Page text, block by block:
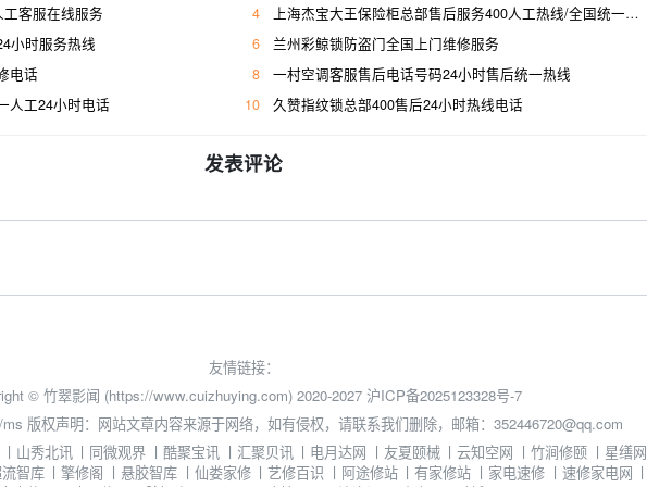
客服在线服务 4
上海杰宝大王保险柜总部售后服务400人工热线/全国统一维修电话是多少
小时服务热线
6
兰州彩鲸锁防盗门全国上门维修服务
电话
8
一村空调客服售后电话号码24小时售后统一热线
人工24小时电话
10 久赞指纹锁总部400售后24小时热线电话
发表评论
友情链接：
© 竹翠影闻 (https://www.cuizhuying.com) 2020-2027 沪ICP备2025123328号-7
版权声明：网站文章内容来源于网络，如有侵权，请联系我们删除，邮箱：352446720@qq.com
丨 山秀北讯 丨 同微观界 丨 酷聚宝讯 丨 汇聚贝讯 丨 电月达网 丨 友夏颐械 丨云知空网 丨 竹涧修颐 丨 星缮网
智库 丨擎修阁 丨 悬胶智库 丨 仙娄家修 丨艺修百识 丨 阿途修站 丨 有家修站 丨 家电速修 丨 速修家电网 丨